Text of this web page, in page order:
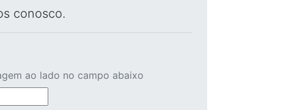
conosco.
ao lado no campo abaixo